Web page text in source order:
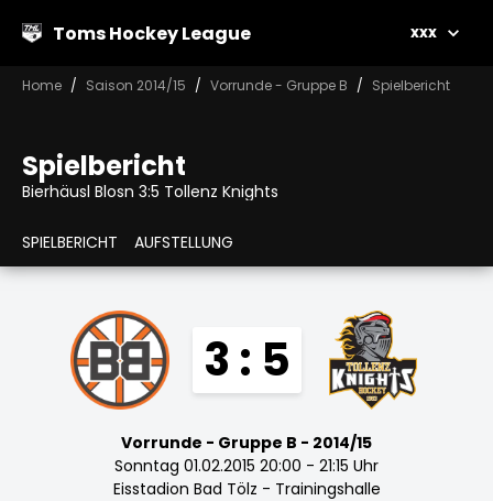
Toms Hockey League xxx
Home Saison 2014/15 Vorrunde - Gruppe B Spielbericht
Spielbericht
Bierhäusl Blosn 3:5 Tollenz Knights
SPIELBERICHT AUFSTELLUNG
3 : 5
Vorrunde - Gruppe B - 2014/15
Sonntag 01.02.2015 20:00 - 21:15 Uhr
Eisstadion Bad Tölz - Trainingshalle